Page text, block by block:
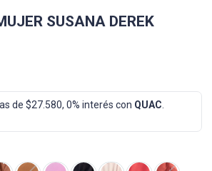
SUSANA DEREK
de $27.580, 0% interés con QUAC